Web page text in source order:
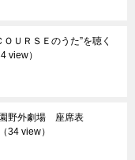
ＵＲＳＥのうた”を聴く
view）
野外劇場 座席表
34 view）